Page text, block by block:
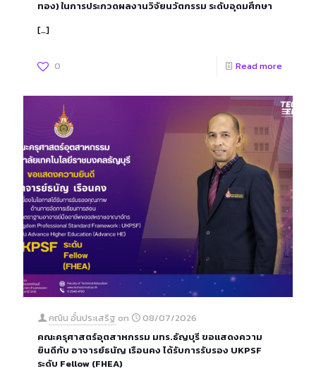
ทอง) ในการประกวดผลงานวิจัยนวัตกรรม ระดับอุดมศึกษา
[…]
0 Read more
คณิน อั๋นประเสริฐ on
08/07/2026
คณะครุศาสตร์อุตสาหกรรม มทร.ธัญบุรี ขอแสดงความ
ยินดีกับ อาจารย์ธนัญ เรือนคง ได้รับการรับรอง UKPSF
ระดับ Fellow (FHEA)